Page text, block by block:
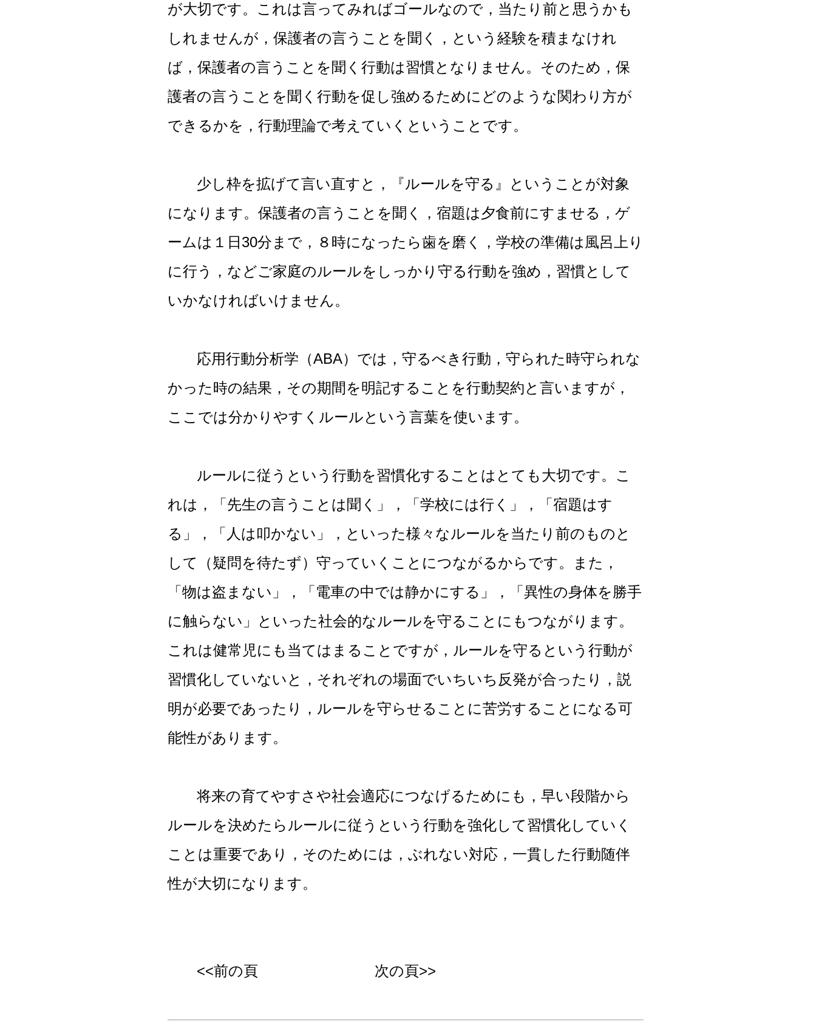
が大切です。これは言ってみればゴールなので，当たり前と思うかも
しれませんが，保護者の言うことを聞く，という経験を積まなけれ
ば，保護者の言うことを聞く行動は習慣となりません。そのため，保
護者の言うことを聞く行動を促し強めるためにどのような関わり方が
できるかを，行動理論で考えていくということです。
少し枠を拡げて言い直すと， 『ルールを守る』
ということが対象
になります。保護者の言うことを聞く，宿題は夕食前にすませる，ゲ
ームは１日30分まで，８時になったら歯を磨く，学校の準備は風呂上り
に行う，などご家庭のルールをしっかり守る行動を強め，習慣として
いかなければいけません。
応用行動分析学（ABA）では，守るべき行動，守られた時守られな
かった時の結果，その期間を明記することを行動契約と言いますが，
ここでは分かりやすくルールという言葉を使います。
ルールに従うという行動を習慣化することはとても大切です。こ
れは，「先生の言うことは聞く」，「学校には行く」，「宿題はす
る」，「人は叩かない」，といった様々なルールを当たり前のものと
して（疑問を待たず）守っていくことにつながるからです。また，
「物は盗まない」，「電車の中では静かにする」，「異性の身体を勝手
に触らない」といった社会的なルールを守ることにもつながります。
これは健常児にも当てはまることですが，ルールを守るという行動が
習慣化していないと，それぞれの場面でいちいち反発が合ったり，説
明が必要であったり，ルールを守らせることに苦労することになる可
能性があります。
将来の育てやすさや社会適応につなげるためにも，早い段階から
ルールを決めたらルールに従うという行動を強化して習慣化していく
ことは重要であり，そのためには，ぶれない対応，一貫した行動随伴
性が大切になります。
<<前の頁 次の頁>>